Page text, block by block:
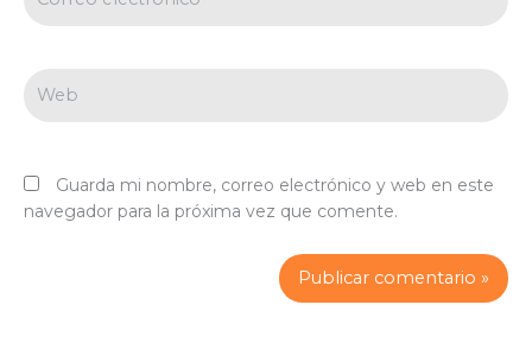
electrónico*
Guarda mi nombre, correo electrónico y web en este
navegador para la próxima vez que comente.